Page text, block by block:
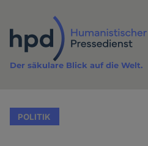
Inhalt
Der säkulare Blick auf die Welt.
POLITIK